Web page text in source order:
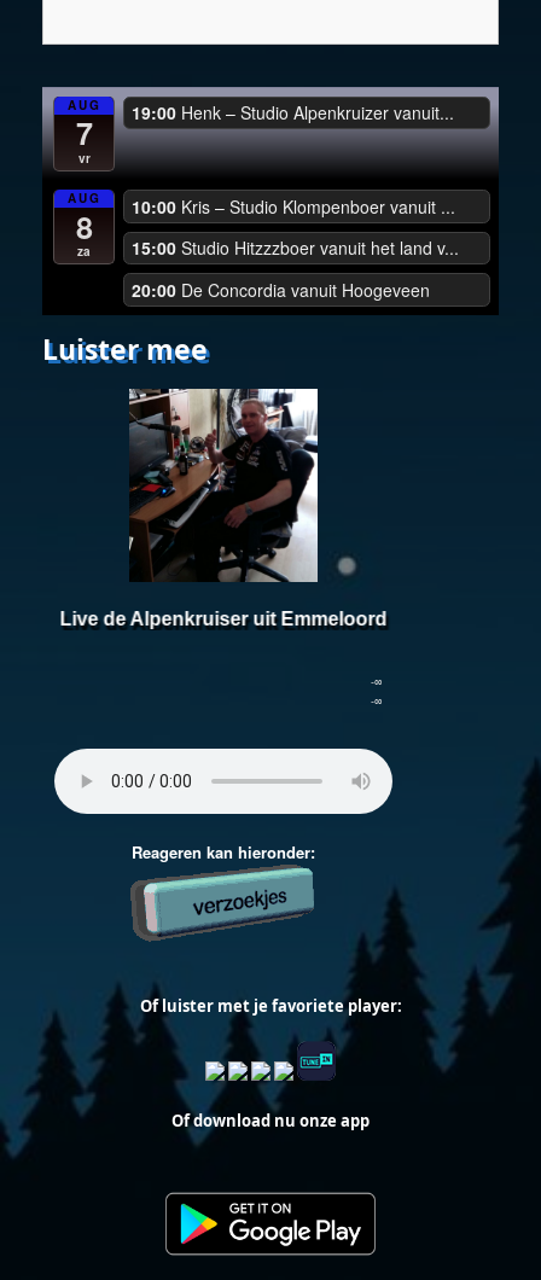
AUG
7
vr
19:00 Henk – Studio Alpenkruizer vanuit...
AUG
8
za
10:00 Kris – Studio Klompenboer vanuit ...
15:00 Studio Hitzzzboer vanuit het land v...
20:00 De Concordia vanuit Hoogeveen
Luister mee
Of luister met je favoriete player:
Of download nu onze app